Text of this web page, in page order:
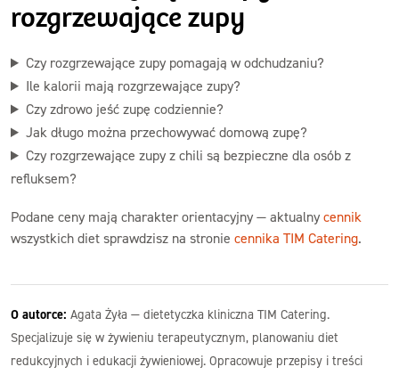
rozgrzewające zupy
Czy rozgrzewające zupy pomagają w odchudzaniu?
Ile kalorii mają rozgrzewające zupy?
Czy zdrowo jeść zupę codziennie?
Jak długo można przechowywać domową zupę?
Czy rozgrzewające zupy z chili są bezpieczne dla osób z
refluksem?
Podane ceny mają charakter orientacyjny — aktualny cennik
wszystkich diet sprawdzisz na stronie cennika TIM Catering.
O autorce: Agata Żyła — dietetyczka kliniczna TIM Catering.
Specjalizuje się w żywieniu terapeutycznym, planowaniu diet
redukcyjnych i edukacji żywieniowej. Opracowuje przepisy i treści